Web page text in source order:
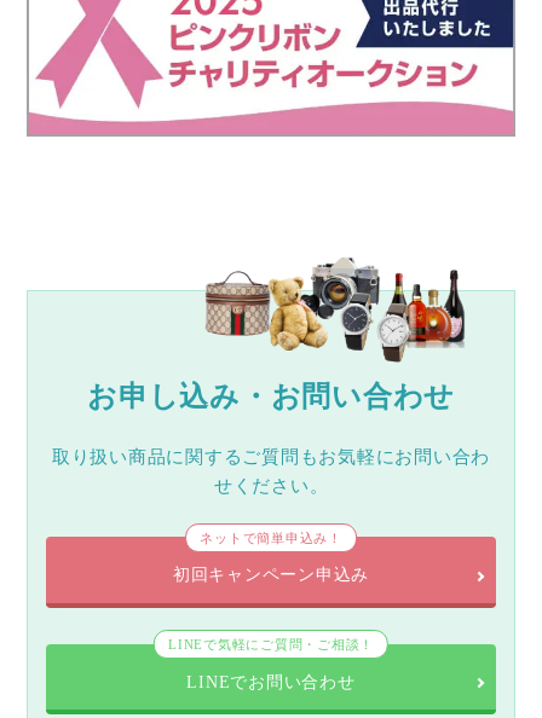
お申し込み・お問い合わせ
取り扱い商品に関するご質問もお気軽にお問い合わ
せください。
ネットで簡単申込み！
初回キャンペーン申込み
LINEで気軽にご質問・ご相談！
LINEでお問い合わせ